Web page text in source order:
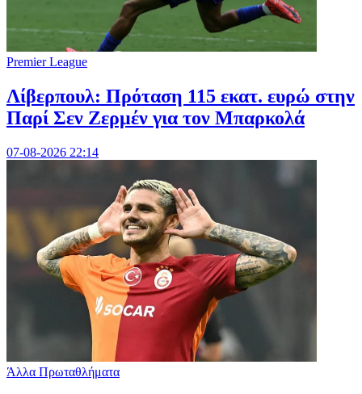
Premier League
Λίβερπουλ: Πρόταση 115 εκατ. ευρώ στην
Παρί Σεν Ζερμέν για τον Μπαρκολά
07-08-2026 22:14
Άλλα Πρωταθλήματα